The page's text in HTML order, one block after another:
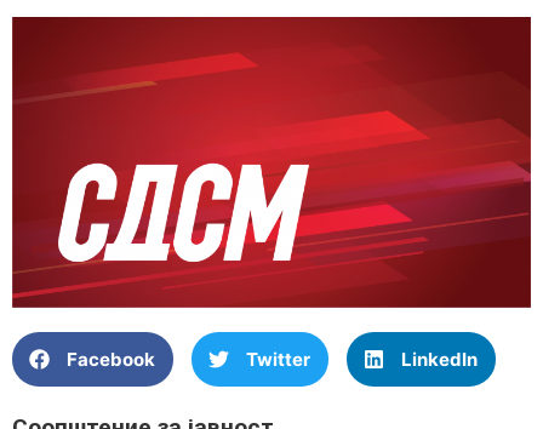
Facebook Twitter LinkedIn